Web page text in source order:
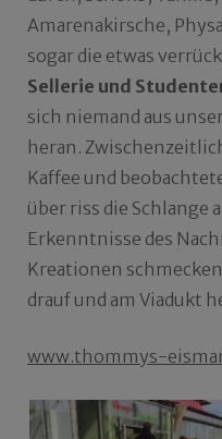
Amarenakirsche,
sogar die etwas
Sellerie und
sich niemand aus
heran.
Kaffee und
über riss die Schlange
Erkenntnisse des
Kreationen
drauf und am Viadukt
www.thommys-